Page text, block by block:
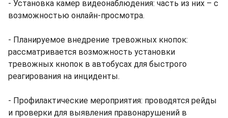
- Установка камер видеонаблюдения: часть из них – с
возможностью онлайн-просмотра.
- Планируемое внедрение тревожных кнопок:
рассматривается возможность установки
тревожных кнопок в автобусах для быстрого
реагирования на инциденты.
- Профилактические мероприятия: проводятся рейды
и проверки для выявления правонарушений в